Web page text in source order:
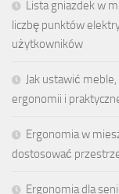
Lista gniazdek w
liczbę punktów
użytkowników
Jak ustawić
ergonomii i
Ergonomia w
dostosować
Ergonomia dla